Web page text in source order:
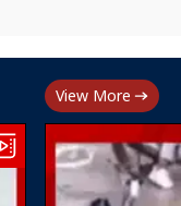
View More